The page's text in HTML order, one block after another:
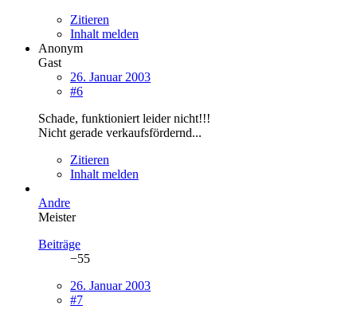
Zitieren
Inhalt melden
Anonym
Gast
26. Januar 2003
#6
Schade, funktioniert leider nicht!!!
Nicht gerade verkaufsfördernd...
Zitieren
Inhalt melden
Andre
Meister
Beiträge
−55
26. Januar 2003
#7